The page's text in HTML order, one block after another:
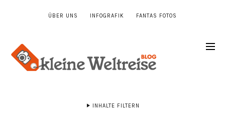
ÜBER UNS INFOGRAFIK FANTAS FOTOS
INHALTE FILTERN